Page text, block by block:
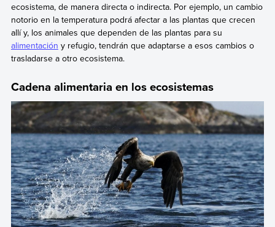
ecosistema, de manera directa o indirecta. Por ejemplo, un cambio
notorio en la temperatura podrá afectar a las plantas que crecen
allí y, los animales que dependen de las plantas para su
alimentación y refugio, tendrán que adaptarse a esos cambios o
trasladarse a otro ecosistema.
Cadena alimentaria en los ecosistemas